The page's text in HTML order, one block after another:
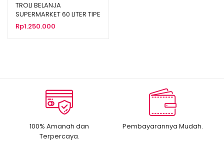
TROLI BELANJA
SUPERMARKET 60 LITER TIPE
TS-60L
Rp1.250.000
100% Amanah dan
Terpercaya.
Pembayarannya Mudah.